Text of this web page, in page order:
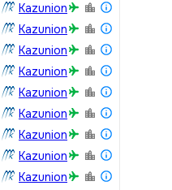
Kazunion
Kazunion
Kazunion
Kazunion
Kazunion
Kazunion
Kazunion
Kazunion
Kazunion